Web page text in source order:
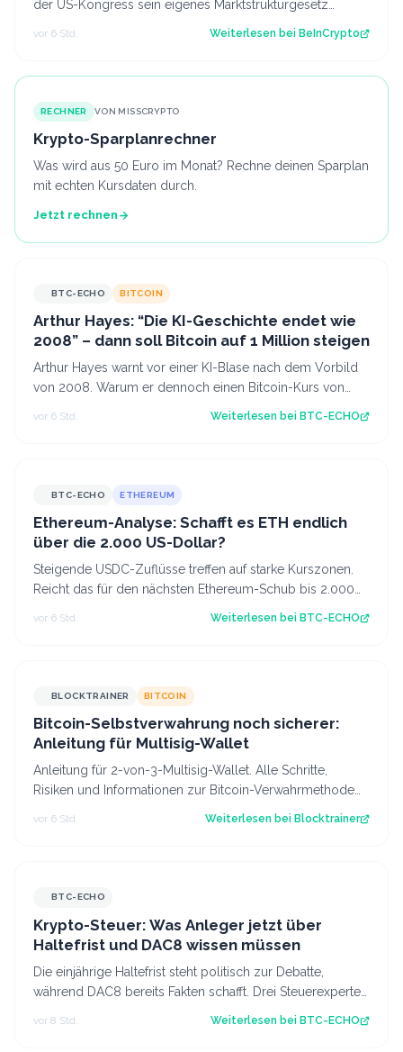
der US-Kongress sein eigenes Marktstrukturgesetz
vor 6 Std. Weiterlesen bei BeInCrypto
RECHNER VON MISSCRYPTO
Krypto-Sparplanrechner
Was wird aus 50 Euro im Monat? Rechne deinen Sparplan
mit echten Kursdaten durch.
Jetzt rechnen
BTC-ECHO BITCOIN
Arthur Hayes: “Die KI-Geschichte endet wie
2008” – dann soll Bitcoin auf 1 Million steigen
Arthur Hayes warnt vor einer KI-Blase nach dem Vorbild
von 2008. Warum er dennoch einen Bitcoin-Kurs von
einer Million US-Dollar für möglich…
vor 6 Std. Weiterlesen bei BTC-ECHO
BTC-ECHO ETHEREUM
Ethereum-Analyse: Schafft es ETH endlich
über die 2.000 US-Dollar?
Steigende USDC-Zuflüsse treffen auf starke Kurszonen.
Reicht das für den nächsten Ethereum-Schub bis 2.000
vor 6 Std. Weiterlesen bei BTC-ECHO
BLOCKTRAINER BITCOIN
Bitcoin-Selbstverwahrung noch sicherer:
Anleitung für Multisig-Wallet
Anleitung für 2-von-3-Multisig-Wallet. Alle Schritte,
Risiken und Informationen zur Bitcoin-Verwahrmethode
für Profis, die vor dem Coldcard-…
vor 6 Std. Weiterlesen bei Blocktrainer
BTC-ECHO
Krypto-Steuer: Was Anleger jetzt über
Haltefrist und DAC8 wissen müssen
Die einjährige Haltefrist steht politisch zur Debatte,
während DAC8 bereits Fakten schafft. Drei Steuerexperten
vor 8 Std. Weiterlesen bei BTC-ECHO